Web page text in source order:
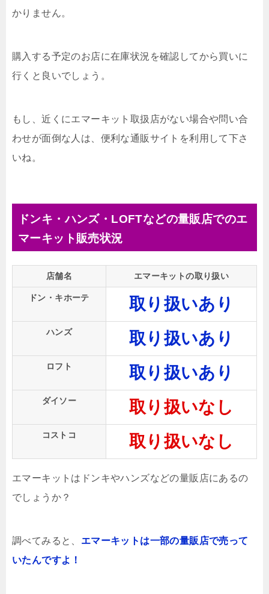
かりません。
購入する予定のお店に在庫状況を確認してから買いに
行くと良いでしょう。
もし、近くにエマーキット取扱店がない場合や問い合
わせが面倒な人は、便利な通販サイトを利用して下さ
いね。
ドンキ・ハンズ・LOFTなどの量販店でのエ
マーキット販売状況
店舗名 エマーキットの取り扱い
ドン・キホーテ 取り扱いあり
ハンズ 取り扱いあり
ロフト 取り扱いあり
ダイソー 取り扱いなし
コストコ 取り扱いなし
エマーキットはドンキやハンズなどの量販店にあるの
でしょうか？
調べてみると、 エマーキットは一部の量販店で売って
いたんですよ！